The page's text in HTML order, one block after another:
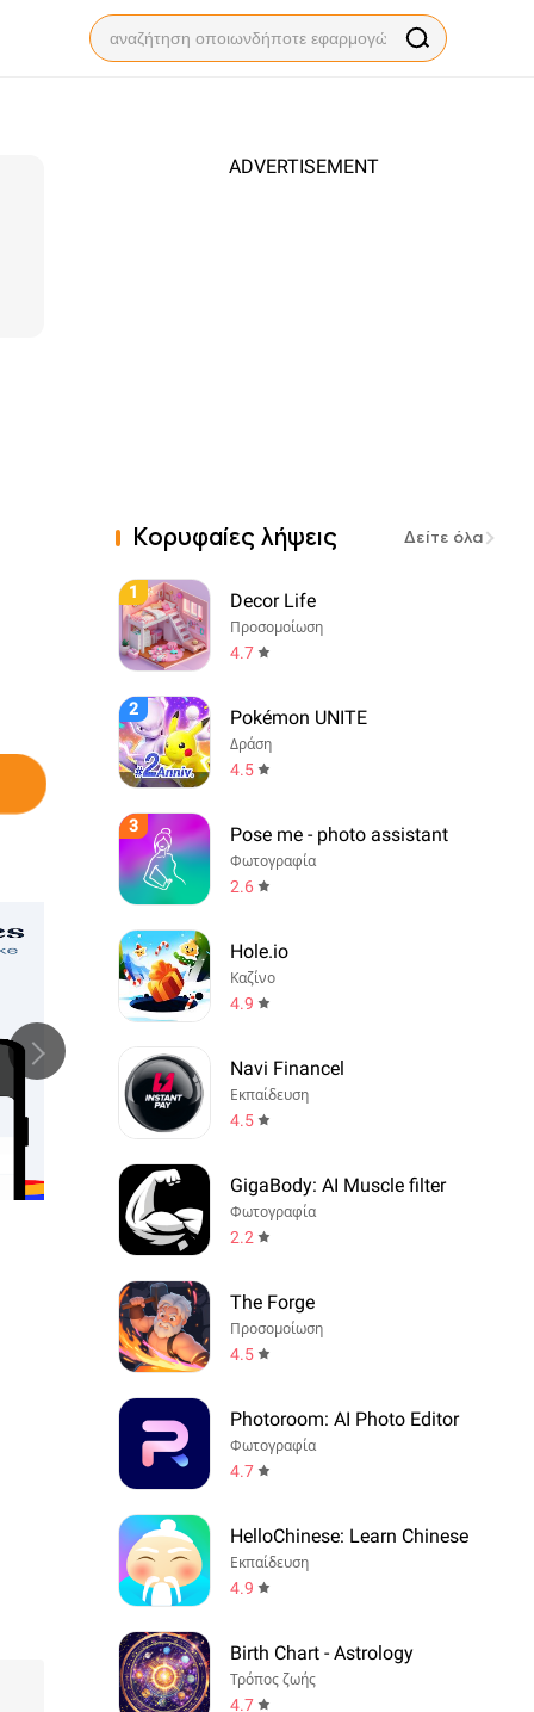
ADVERTISEMENT
Κορυφαίες λήψεις Δείτε όλα
1 Decor Life
Προσομοίωση
4.7
2 Pokémon UNITE
Δράση
4.5
3 Pose me - photo assistant
Φωτογραφία
2.6
Hole.io
Καζίνο
4.9
Navi Financel
Εκπαίδευση
4.5
GigaBody: AI Muscle filter
Φωτογραφία
2.2
The Forge
Προσομοίωση
4.5
Photoroom: AI Photo Editor
Φωτογραφία
4.7
HelloChinese: Learn Chinese
Εκπαίδευση
4.9
Birth Chart - Astrology
Τρόπος ζωής
4.7